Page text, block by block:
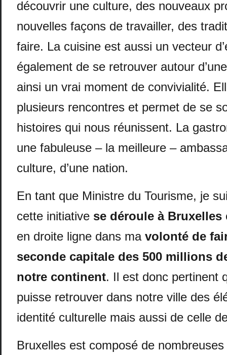
découvrir une culture, des nouveaux
nouvelles façons de travailler, des
faire. La cuisine est aussi un vecteur
également de se retrouver autour
ainsi un vrai moment de convivialité.
plusieurs rencontres et permet de se
histoires qui nous réunissent. La
une fabuleuse – la meilleure –
culture, d’une nation.
En tant que Ministre du Tourisme, je
cette initiative se déroule à Bruxelles
en droite ligne dans ma volonté de
seconde capitale des 500 millions
notre continent. Il est donc pertinent
puisse retrouver dans notre ville des
identité culturelle mais aussi de celle
Bruxelles est composé de